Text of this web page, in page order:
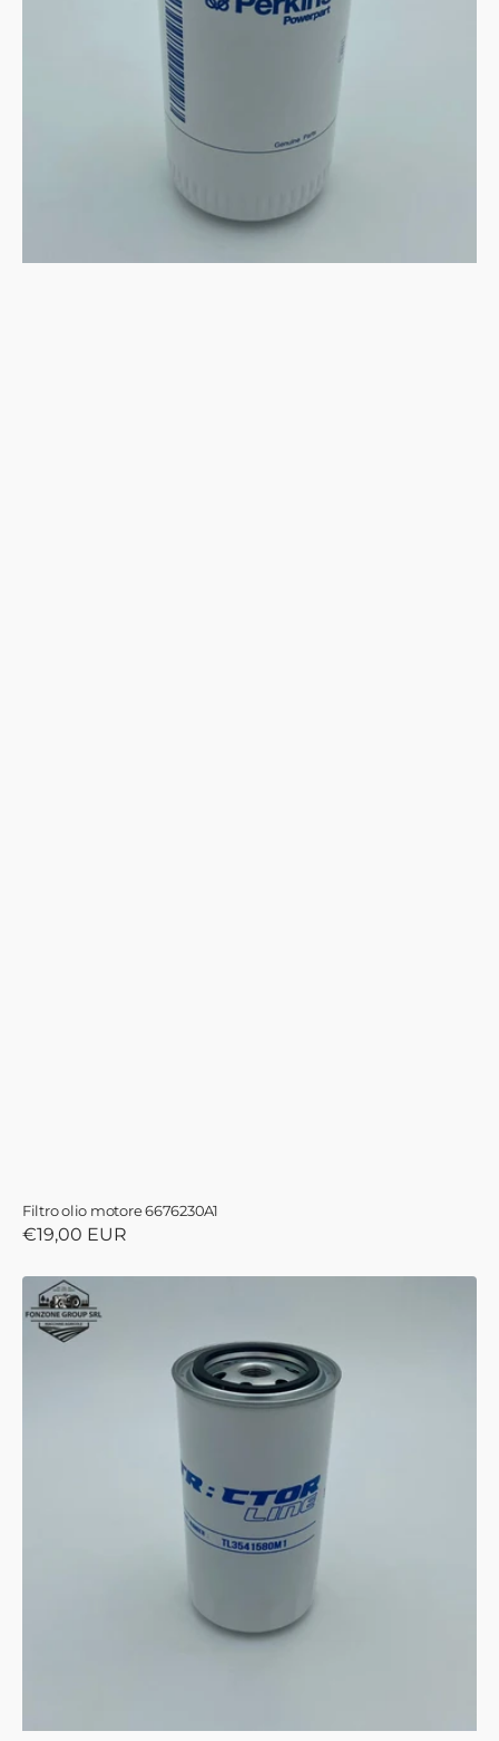
Filtro olio motore 6676230A1
Prezzo
listino
€19,00 EUR
Filtro
olio
motore